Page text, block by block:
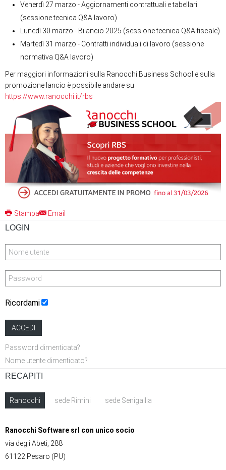
Venerdì 27 marzo - Aggiornamenti contrattuali e tabellari
(sessione tecnica Q&A lavoro)
Lunedì 30 marzo - Bilancio 2025 (sessione tecnica Q&A fiscale)
Martedì 31 marzo - Contratti individuali di lavoro (sessione
normativa Q&A lavoro)
Per maggiori informazioni sulla Ranocchi Business School e sulla
promozione lancio è possibile andare su
https://www.ranocchi.it/rbs
Stampa Email
LOGIN
Ricordami
ACCEDI
Password dimenticata?
Nome utente dimenticato?
RECAPITI
Ranocchi sede Rimini sede Senigallia
Ranocchi Software srl con unico socio
via degli Abeti, 288
61122 Pesaro (PU)